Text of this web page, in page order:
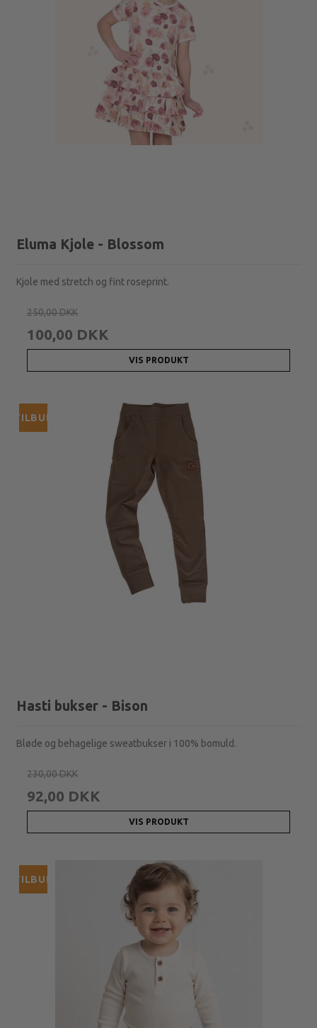
Eluma Kjole - Blossom
Kjole med stretch og fint roseprint.
250,00 DKK
100,00 DKK
VIS PRODUKT
TILBUD
Hasti bukser - Bison
Bløde og behagelige sweatbukser i 100% bomuld.
230,00 DKK
92,00 DKK
VIS PRODUKT
TILBUD